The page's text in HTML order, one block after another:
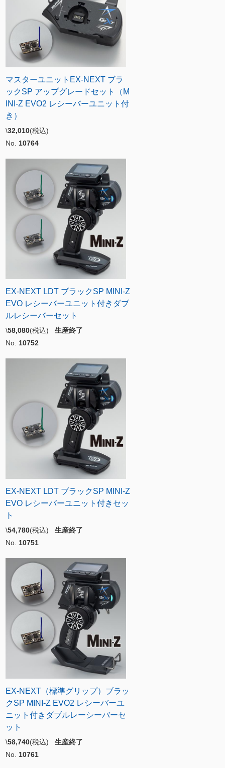
マスターユニットEX-NEXT ブラ
ックSP アップグレードセット（M
INI-Z EVO2 レシーバーユニット付
き）
\32,010(税込)
No. 10764
EX-NEXT LDT ブラックSP MINI-Z
EVO レシーバーユニット付きダブ
ルレシーバーセット
\58,080(税込) 生産終了
No. 10752
EX-NEXT LDT ブラックSP MINI-Z
EVO レシーバーユニット付きセッ
ト
\54,780(税込) 生産終了
No. 10751
EX-NEXT（標準グリップ）ブラッ
クSP MINI-Z EVO2 レシーバーユ
ニット付きダブルレーシーバーセ
ット
\58,740(税込) 生産終了
No. 10761